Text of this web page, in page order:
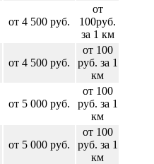
от 4 500 руб.
от
100руб.
за 1 км
от 4 500 руб.
от 100
руб. за 1
км
от 5 000 руб.
от 100
руб. за 1
км
от 5 000 руб.
от 100
руб. за 1
км